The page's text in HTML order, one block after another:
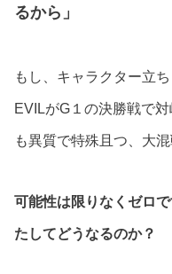
るから」
もし、キャラクター立
EVILがG１の決勝戦で
も異質で特殊且つ、大
可能性は限りなくゼロ
たしてどうなるのか？